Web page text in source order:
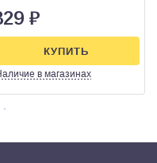
₽
в магазинах
КУПИТЬ